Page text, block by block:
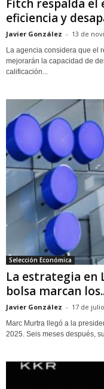
Fitch respalda el
eficiencia y
Javier González - 13 de
La agencia considera que el
mejorarán la capacidad de
calificación...
Selección Económica
La estrategia en
bolsa marcan
Javier González - 17 de
Marc Murtra llegó a la
2025. Seis meses después,